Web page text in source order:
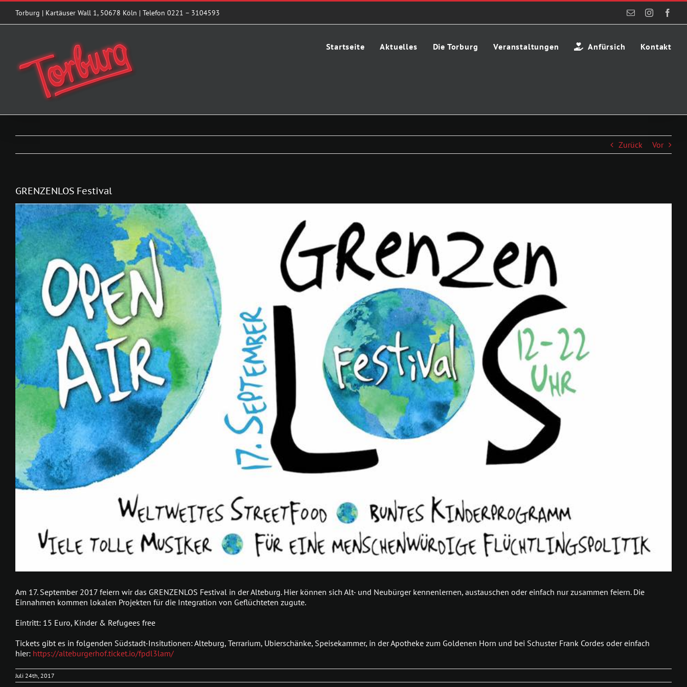
Zum
Inhalt
springen
Torburg | Kartäuser Wall 1, 50678 Köln | Telefon 0221 – 3104593
E-
Instagram
Startseite Aktuelles Die Torburg Veranstaltungen Anfürsich Kontakt
Zurück Vor
GRENZENLOS Festival
Zeige
grösseres
Bild
Am 17. September 2017 feiern wir das GRENZENLOS Festival in der Alteburg. Hier können sich Alt- und Neubürger kennenlernen, austauschen oder einfach nur zusammen feiern. Die
Einnahmen kommen lokalen Projekten für die Integration von Geflüchteten zugute.
Eintritt: 15 Euro, Kinder & Refugees free
Tickets gibt es in folgenden Südstadt-Insitutionen: Alteburg, Terrarium, Ubierschänke, Speisekammer, in der Apotheke zum Goldenen Horn und bei Schuster Frank Cordes oder einfach
hier: https://alteburgerhof.ticket.io/fpdl3lam/
Juli 24th, 2017